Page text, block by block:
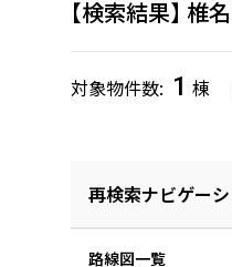
ご提供す
くご提案し
最適なプ
ご相談も承
各種サー
検索結果 椎
対象物件数 1 棟
再検索ナビゲー
路線図一覧